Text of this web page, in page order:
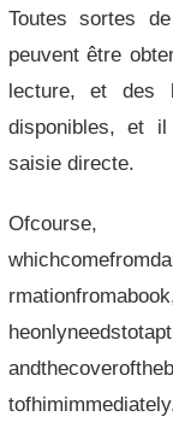
Toutes sortes
peuvent être
lecture, et des
disponibles, et il
saisie directe.
Ofcourse,